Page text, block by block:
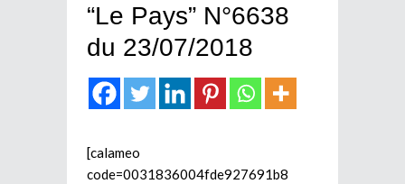
“Le Pays” N°6638
du 23/07/2018
[calameo
code=0031836004fde927691b8